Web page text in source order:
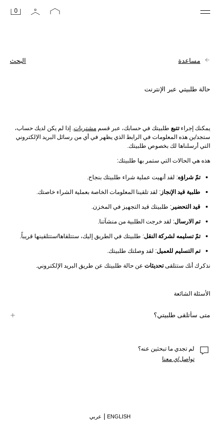
0
مساعدة البحث
حالة طلبيتي عبر الإنترنت
يمكنك إجراء تتبع طلبيتك في حسابك، عبر قسم مشتريات
التي أرسلناها لك بخصوص طلبيتك.
هذه هي الحالات التي ستمر بها طلبيتك:
تمّ شراؤه: لقد أنهيت عملية شراء طلبيتك بنجاح.
طلبية قيد الإنجاز : لقد تلقينا المعلومات الخاصة بعملية الشراء خاصتك.
قيد التحضير : طلبيتك قيد التجهيز في المخزن.
تم الارسال: لقد خرجت الطلبية من منشآتنا.
تمّ تسليمه لشركة النقل: طلبيتك في الطريق إليك، ستتلقاها/ستتلقينها قريباً.
تم التسليم للعميل: لقد وصلتك طلبيتك.
نذكرك أنك ستتلقى تحديثات عن حالة طلبيتك عن طريق البريد الإلكتروني.
الأسئلة الشائعة
متى سأتلقى طلبيتي؟
الإلكتروني التي أرسلناها لك بخصوص عملية الشراء.
لم تجدي ما تبحثين عنه؟
تواصل/ي معنا
ENGLISH عربي